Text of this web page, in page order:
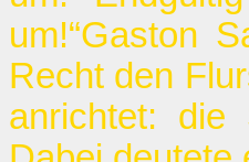
um!“Gaston
Recht den
anrichtet: die